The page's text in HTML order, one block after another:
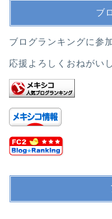
ブ
ブログランキングに参
応援よろしくおねがい